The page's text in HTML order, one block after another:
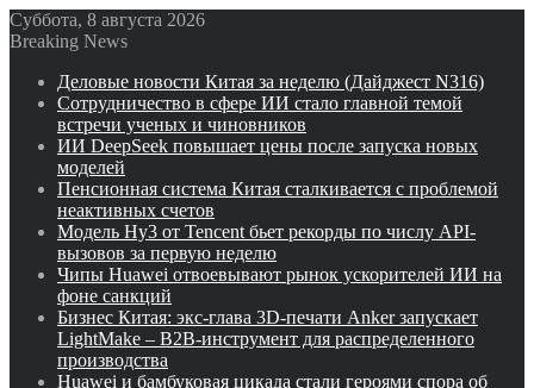
Суббота, 8 августа 2026
Breaking News
Деловые новости Китая за неделю (Дайджест N316)
Сотрудничество в сфере ИИ стало главной темой
встречи ученых и чиновников
ИИ DeepSeek повышает цены после запуска новых
моделей
Пенсионная система Китая сталкивается с проблемой
неактивных счетов
Модель Hy3 от Tencent бьет рекорды по числу API-
вызовов за первую неделю
Чипы Huawei отвоевывают рынок ускорителей ИИ на
фоне санкций
Бизнес Китая: экс-глава 3D-печати Anker запускает
LightMake – B2B-инструмент для распределенного
производства
Huawei и бамбуковая цикада стали героями спора об